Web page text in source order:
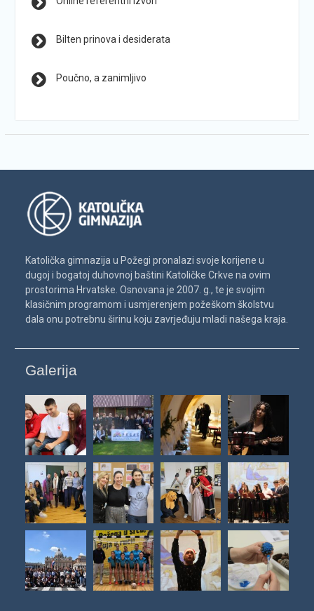
Bilten prinova i desiderata
Poučno, a zanimljivo
Katolička gimnazija u Požegi pronalazi svoje korijene u
dugoj i bogatoj duhovnoj baštini Katoličke Crkve na ovim
prostorima Hrvatske. Osnovana je 2007. g., te je svojim
klasičnim programom i usmjerenjem požeškom školstvu
dala onu potrebnu širinu koju zavrjeđuju mladi našega kraja.
Galerija